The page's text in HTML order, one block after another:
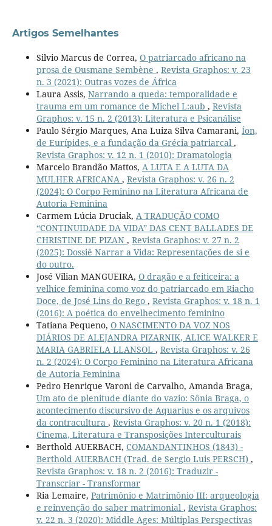
Artigos Semelhantes
Silvio Marcus de Correa, O patriarcado africano na
prosa de Ousmane Sembène , Revista Graphos: v. 23
n. 3 (2021): Outras vozes de África
Laura Assis, Narrando a queda: temporalidade e
trauma em um romance de Michel L:aub , Revista
Graphos: v. 15 n. 2 (2013): Literatura e Psicanálise
Paulo Sérgio Marques, Ana Luiza Silva Camarani, Íon,
de Eurípides, e a fundação da Grécia patriarcal ,
Revista Graphos: v. 12 n. 1 (2010): Dramatologia
Marcelo Brandão Mattos, A LUTA E A LUTA DA
MULHER AFRICANA , Revista Graphos: v. 26 n. 2
(2024): O Corpo Feminino na Literatura Africana de
Autoria Feminina
Carmem Lúcia Druciak, A TRADUÇÃO COMO
“CONTINUIDADE DA VIDA” DAS CENT BALLADES DE
CHRISTINE DE PIZAN , Revista Graphos: v. 27 n. 2
(2025): Dossiê Narrar a Vida: Representações de si e
do outro.
José Vilian MANGUEIRA, O dragão e a feiticeira: a
velhice feminina como voz do patriarcado em Riacho
Doce, de José Lins do Rego , Revista Graphos: v. 18 n. 1
(2016): A poética do envelhecimento feminino
Tatiana Pequeno, O NASCIMENTO DA VOZ NOS
DIÁRIOS DE ALEJANDRA PIZARNIK, ALICE WALKER E
MARIA GABRIELA LLANSOL , Revista Graphos: v. 26
n. 2 (2024): O Corpo Feminino na Literatura Africana
de Autoria Feminina
Pedro Henrique Varoni de Carvalho, Amanda Braga,
Um ato de plenitude diante do vazio: Sônia Braga, o
acontecimento discursivo de Aquarius e os arquivos
da contracultura , Revista Graphos: v. 20 n. 1 (2018):
Cinema, Literatura e Transposições Interculturais
Berthold AUERBACH, COMANDANTINHOS (1843) -
Berthold AUERBACH (Trad. de Sergio Luis PERSCH) ,
Revista Graphos: v. 18 n. 2 (2016): Traduzir -
Transcriar - Transformar
Ria Lemaire, Patrimônio e Matrimônio III: arqueologia
e reinvenção do saber matrimonial , Revista Graphos:
v. 22 n. 3 (2020): Middle Ages: Múltiplas Perspectivas